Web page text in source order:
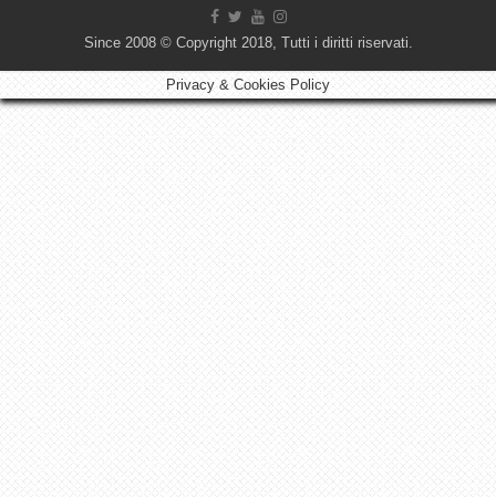
Since 2008 © Copyright 2018, Tutti i diritti riservati.
Privacy & Cookies Policy